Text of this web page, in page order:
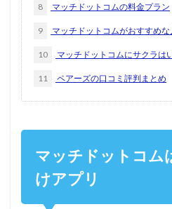
8 マッチドットコムの料金プラン
9 マッチドットコムがおすすめ
10 マッチドットコムにサクラは
11 ペアーズの口コミ評判まとめ
マッチドットコム
けアプリ